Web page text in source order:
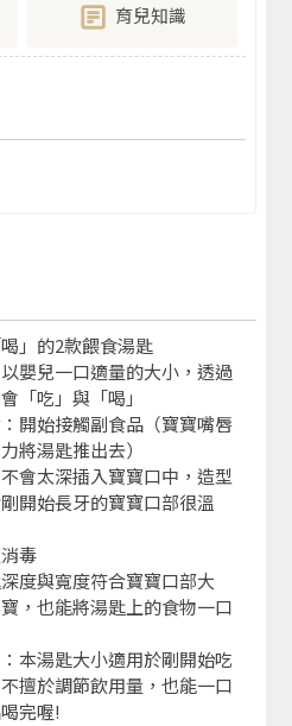
育兒知識
」的2款餵食湯匙
嬰兒一口適量的大小，透過
「吃」與「喝」
開始接觸副食品（寶寶嘴唇
將湯匙推出去）
會太深插入寶寶口中，造型
開始長牙的寶寶口部很溫
毒
度與寬度符合寶寶口部大
，也能將湯匙上的食物一口
本湯匙大小適用於剛開始吃
擅於調節飲用量，也能一口
完喔!